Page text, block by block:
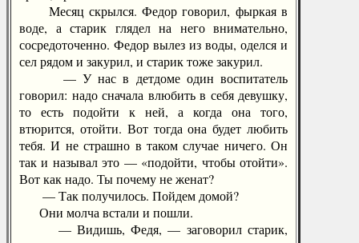
Месяц скрылся. Федор говорил, фыркая в
воде, а старик глядел на него внимательно,
сосредоточенно. Федор вылез из воды, оделся и
сел рядом и закурил, и старик тоже закурил.
— У нас в детдоме один воспитатель
говорил: надо сначала влюбить в себя девушку,
то есть подойти к ней, а когда она того,
втюрится, отойти. Вот тогда она будет любить
тебя. И не страшно в таком случае ничего. Он
так и называл это — «подойти, чтобы отойти».
Вот как надо. Ты почему не женат?
— Так получилось. Пойдем домой?
Они молча встали и пошли.
— Видишь, Федя, — заговорил старик,